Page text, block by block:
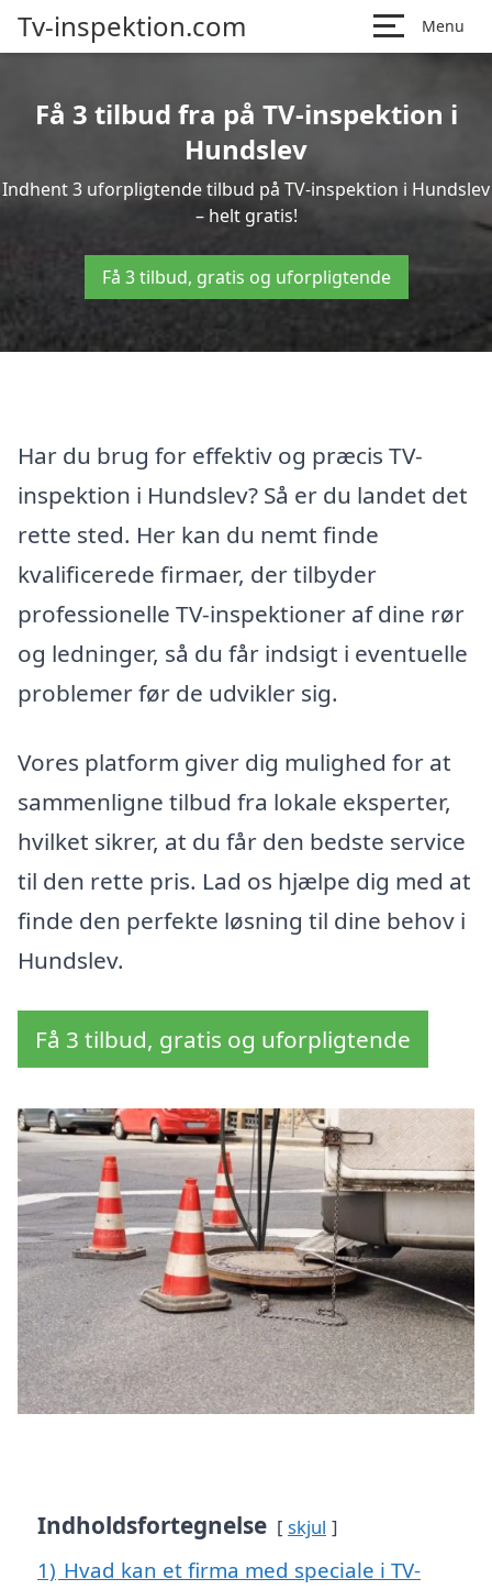
Tv-inspektion.com Menu
Få 3 tilbud fra på TV-inspektion i
Hundslev
Indhent 3 uforpligtende tilbud på TV-inspektion i Hundslev
– helt gratis!
Få 3 tilbud, gratis og uforpligtende
Har du brug for effektiv og præcis TV-
inspektion i Hundslev? Så er du landet det
rette sted. Her kan du nemt finde
kvalificerede firmaer, der tilbyder
professionelle TV-inspektioner af dine rør
og ledninger, så du får indsigt i eventuelle
problemer før de udvikler sig.
Vores platform giver dig mulighed for at
sammenligne tilbud fra lokale eksperter,
hvilket sikrer, at du får den bedste service
til den rette pris. Lad os hjælpe dig med at
finde den perfekte løsning til dine behov i
Hundslev.
Få 3 tilbud, gratis og uforpligtende
Indholdsfortegnelse skjul
1) Hvad kan et firma med speciale i TV-